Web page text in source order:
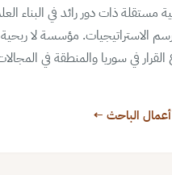
ذات دور رائد في البناء
الاستراتيجيات. مؤسسة لا
في سوريا والمنطقة في
الباحث ←